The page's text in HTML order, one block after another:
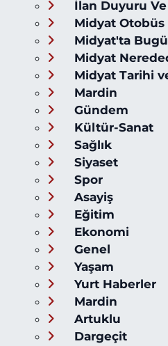
İlan Duyuru
Midyat Otobüs
Midyat'ta
Midyat
Midyat Tarihi
Mardin
Gündem
Kültür-Sanat
Sağlık
Siyaset
Spor
Asayiş
Eğitim
Ekonomi
Genel
Yaşam
Yurt Haberler
Mardin
Artuklu
Dargeçit